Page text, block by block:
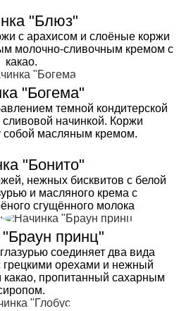
"Блюз"
с арахисом и слоёные коржи
молочно-сливочным кремом с
какао.
"Богема"
темной кондитерской
начинкой. Коржи
масляным кремом.
"Бонито"
нежных бисквитов с белой
и масляного крема с
сгущённого молока
принц"
соединяет два вида
орехами и нежный
какао, пропитанный сахарным